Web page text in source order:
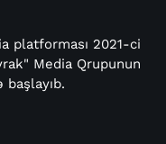
platforması 2021-ci
Media Qrupunun